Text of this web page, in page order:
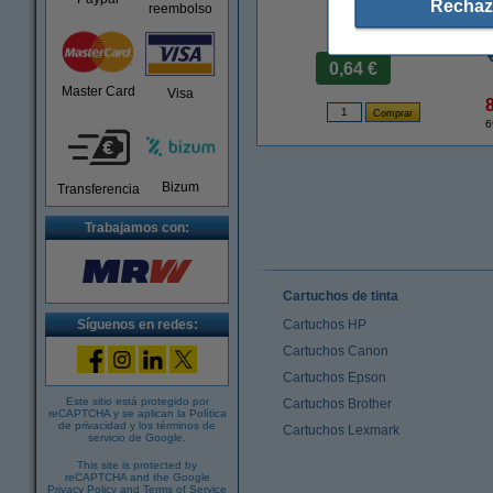
reembolso
Master Card Visa
Transferencia Bizum
Trabajamos con:
Síguenos en redes:
Este sitio está protegido por
reCAPTCHA y se aplican la Política
de privacidad y los términos de
servicio de Google
This site is protected by
reCAPTCHA and the Google
Privacy Policy and Terms of Service
0,64 €
Cartuchos de tinta
Cartuchos HP
Cartuchos Canon
Cartuchos Epson
Cartuchos Brother
Cartuchos Lexmark